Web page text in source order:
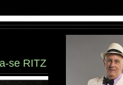
se RITZ